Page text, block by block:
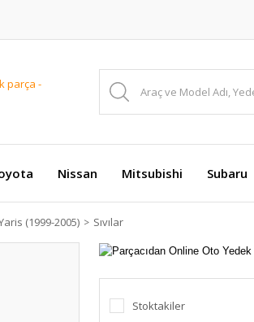
Nissan Mitsubishi Subaru
(1999-2005) Sıvılar
Stoktakiler